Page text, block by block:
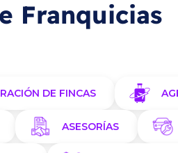
Franquicias
DE FINCAS
ASESORÍAS